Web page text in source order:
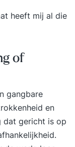
maar
bij
2 dagen.
juiste
al die
Bij een
heeft mij al die
of
gangbare
en
dat gericht is op